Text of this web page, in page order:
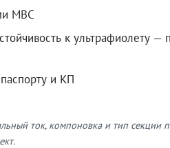
МВС
к ультрафиолету —
и КП
ток, компоновка и тип секции